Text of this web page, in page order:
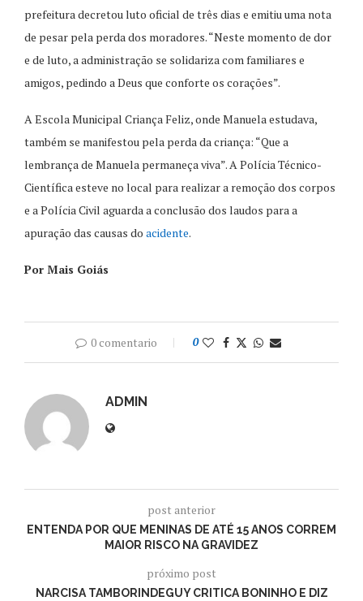
prefeitura decretou luto oficial de três dias e emitiu uma nota
de pesar pela perda dos moradores. “Neste momento de dor
e de luto, a administração se solidariza com familiares e
amigos, pedindo a Deus que conforte os corações”.
A Escola Municipal Criança Feliz, onde Manuela estudava,
também se manifestou pela perda da criança: “Que a
lembrança de Manuela permaneça viva”. A Polícia Técnico-
Científica esteve no local para realizar a remoção dos corpos
e a Polícia Civil aguarda a conclusão dos laudos para a
apuração das causas do acidente.
Por Mais Goiás
0 comentario 0
ADMIN
post anterior
ENTENDA POR QUE MENINAS DE ATÉ 15 ANOS CORREM
MAIOR RISCO NA GRAVIDEZ
próximo post
NARCISA TAMBORINDEGUY CRITICA BONINHO E DIZ